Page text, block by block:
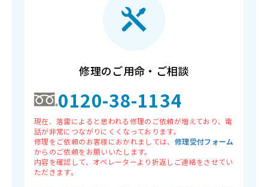
修理のご用命・ご相談
0120-38-1134
現在、落雷によると思われる修理のご依頼が増えており、電
話が非常につながりにくくなっております。
修理をご依頼のお客様におかれましては、 修理受付フォーム
からのご依頼をお願いいたします。
内容を確認して、オペレーターより折返しご連絡をさせてい
ただきます。